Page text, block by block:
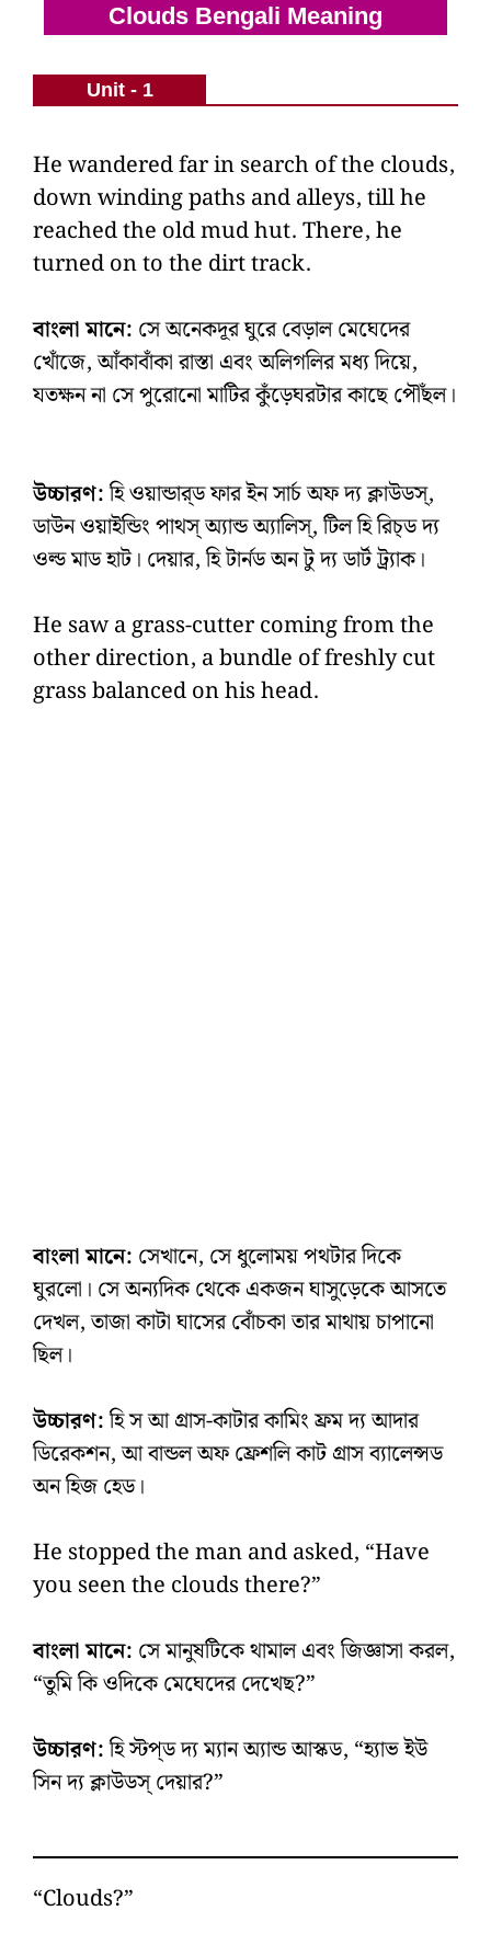
Clouds Bengali Meaning
Unit - 1
He wandered far in search of the clouds,
down winding paths and alleys, till he
reached the old mud hut. There, he
turned on to the dirt track.
বাংলা মানে: সে অনেকদূর ঘুরে বেড়াল মেঘেদের
খোঁজে, আঁকাবাঁকা রাস্তা এবং অলিগলির মধ্য দিয়ে,
যতক্ষন না সে পুরোনো মাটির কুঁড়েঘরটার কাছে পৌঁছল।
উচ্চারণ:হি ওয়ান্ডার্‌ড ফার ইন সার্চ অফ দ্য ক্লাউডস্‌,
ডাউন ওয়াইন্ডিং পাথস্‌ অ্যান্ড অ্যালিস্‌, টিল হি রিচ্‌ড দ্য
ওল্ড মাড হাট। দেয়ার, হি টার্নড অন টু দ্য ডার্ট ট্র্যাক।
He saw a grass-cutter coming from the
other direction, a bundle of freshly cut
grass balanced on his head.
বাংলা মানে: সেখানে, সে ধুলোময় পথটার দিকে
ঘুরলো। সে অন্যদিক থেকে একজন ঘাসুড়েকে আসতে
দেখল, তাজা কাটা ঘাসের বোঁচকা তার মাথায় চাপানো
ছিল।
উচ্চারণ:হি স আ গ্রাস-কাটার কামিং ফ্রম দ্য আদার
ডিরেকশন, আ বান্ডল অফ ফ্রেশলি কাট গ্রাস ব্যালেন্সড
অন হিজ হেড।
He stopped the man and asked, “Have
you seen the clouds there?”
বাংলা মানে: সে মানুষটিকে থামাল এবং জিজ্ঞাসা করল,
“তুমি কি ওদিকে মেঘেদের দেখেছ?”
উচ্চারণ:হি স্টপ্‌ড দ্য ম্যান অ্যান্ড আস্কড, “হ্যাভ ইউ
সিন দ্য ক্লাউডস্‌ দেয়ার?”
“Clouds?”